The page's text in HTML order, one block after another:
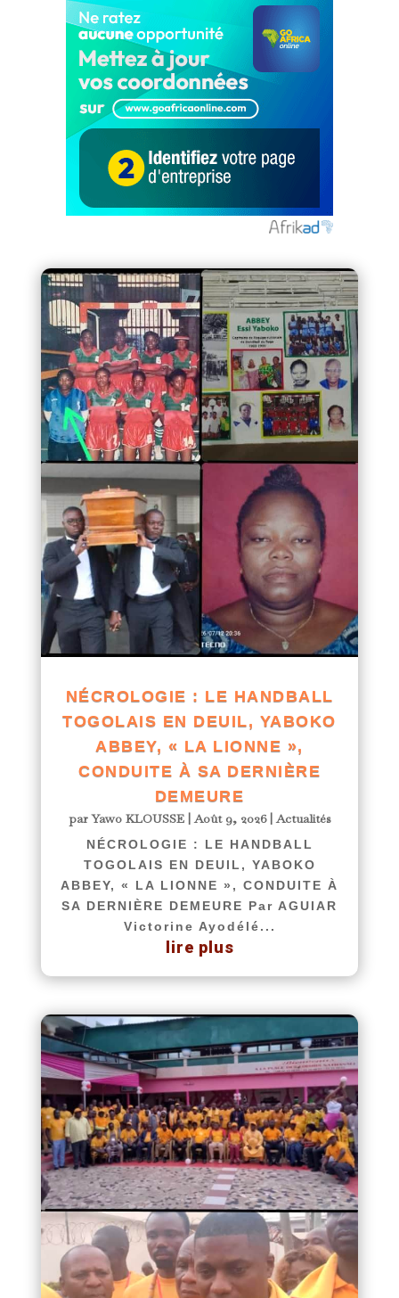
NÉCROLOGIE : LE HANDBALL
TOGOLAIS EN DEUIL, YABOKO
ABBEY, « LA LIONNE »,
CONDUITE À SA DERNIÈRE
DEMEURE
parYawo KLOUSSE|Août 9, 2026|Actualités
NÉCROLOGIE : LE HANDBALL
TOGOLAIS EN DEUIL, YABOKO
ABBEY, « LA LIONNE », CONDUITE À
SA DERNIÈRE DEMEURE Par AGUIAR
Victorine Ayodélé...
lire plus